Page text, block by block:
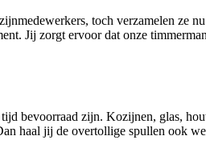
toch verzamelen ze
Jij zorgt ervoor dat onze
bevoorraad zijn. Kozijnen, glas,
haal jij de overtollige spullen ook